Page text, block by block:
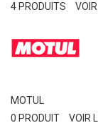
4 PRODUITS
MOTUL
0 PRODUIT
VOIR